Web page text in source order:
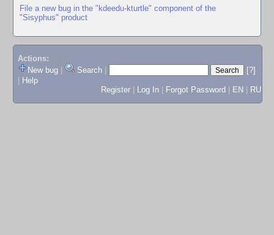
File a new bug in the "kdeedu-kturtle" component of the
"Sisyphus" product
Actions:
New bug
Search
[?]
Help
Register
Log In Forgot Password EN RU